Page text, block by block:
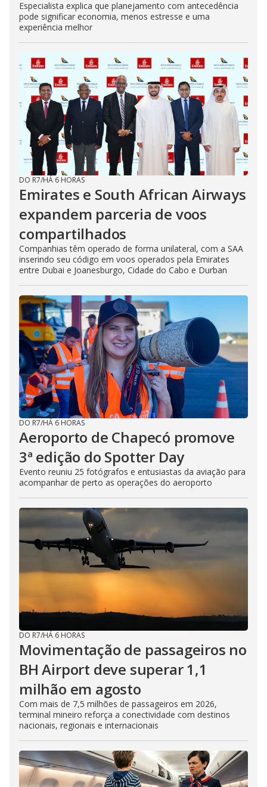
Especialista explica que planejamento com antecedência
pode significar economia, menos estresse e uma
experiência melhor
DO R7/HÁ 6 HORAS
Emirates e South African Airways
expandem parceria de voos
compartilhados
Companhias têm operado de forma unilateral, com a SAA
inserindo seu código em voos operados pela Emirates
entre Dubai e Joanesburgo, Cidade do Cabo e Durban
DO R7/HÁ 6 HORAS
Aeroporto de Chapecó promove
3ª edição do Spotter Day
Evento reuniu 25 fotógrafos e entusiastas da aviação para
acompanhar de perto as operações do aeroporto
DO R7/HÁ 6 HORAS
Movimentação de passageiros no
BH Airport deve superar 1,1
milhão em agosto
Com mais de 7,5 milhões de passageiros em 2026,
terminal mineiro reforça a conectividade com destinos
nacionais, regionais e internacionais